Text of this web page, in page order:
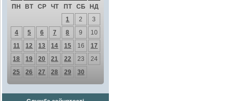
ПН ВТ СР ЧТ ПТ СБ
НД
1
2
3
4
5 6 7 8 9
10
11
12 13 14 15 16
17
18
19 20 21 22 23
24
25
26 27 28 29 30